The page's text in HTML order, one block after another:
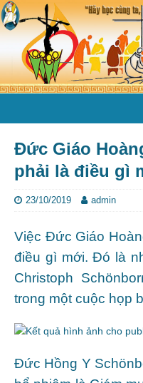
Đức Giáo
phải là điều gì
23/10/2019 admin
Việc Đức Giáo
điều gì mới. Đó là
Christoph
trong một cuộc họp
Đức Hồng Y